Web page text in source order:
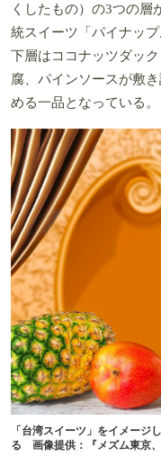
くしたもの）の3つの層
統スイーツ「パイナッ
下層はココナッツダッ
腐、パインソースが敷
める一品となっている。
「台湾スイーツ」をイメージ
る 画像提供：『メズム東京